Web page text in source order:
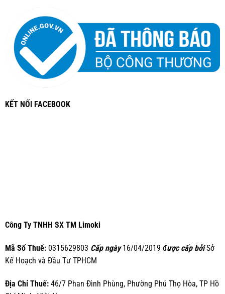
KẾT NỐI FACEBOOK
Công Ty TNHH SX TM Limoki
Mã Số Thuế:0315629803 Cấp ngày16/04/2019 được cấp bởiSở
Kế Hoạch và Đầu Tư TPHCM
Địa Chỉ Thuế:46/7 Phan Đình Phùng, Phường Phú Thọ Hòa, TP Hồ